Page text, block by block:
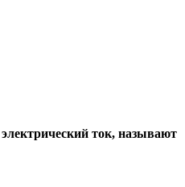
ток, называют